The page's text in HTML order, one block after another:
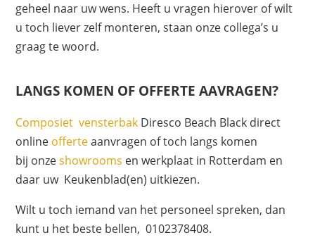
geheel naar uw wens. Heeft u vragen hierover of wilt
u toch liever zelf monteren, staan onze collega’s u
graag te woord.
LANGS KOMEN OF OFFERTE AAVRAGEN?
Composiet vensterbak Diresco Beach Black direct
online offerteaanvragen of toch langs komen
bij onzeshowrooms en werkplaat in Rotterdam en
daar uw Keukenblad(en) uitkiezen.
Wilt u toch iemand van het personeel spreken, dan
kunt u het beste bellen, 0102378408.